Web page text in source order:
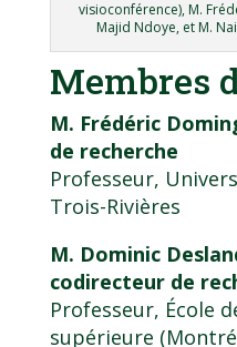
visioconférence), M.
Majid Ndoye, et M.
Membres
M. Frédéric
de recherche
Professeur,
Trois-Rivières
M. Dominic
codirecteur de
Professeur, École
supérieure